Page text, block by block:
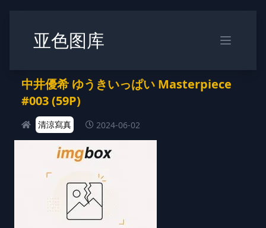
亚色图库
中井優希 ゆうきいっぱい Masterpiece
#003 (59P)
清涼寫真 2024-06-02